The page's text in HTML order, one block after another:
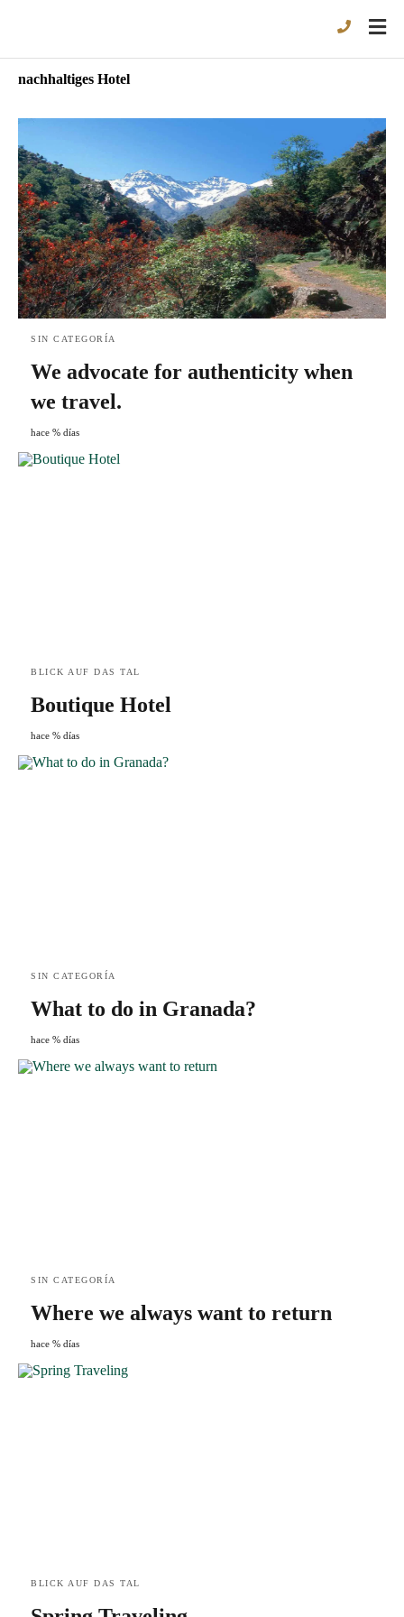
nachhaltiges Hotel
SIN CATEGORÍA
We advocate for authenticity when
we travel.
hace % días
BLICK AUF DAS TAL
Boutique Hotel
hace % días
SIN CATEGORÍA
What to do in Granada?
hace % días
SIN CATEGORÍA
Where we always want to return
hace % días
BLICK AUF DAS TAL